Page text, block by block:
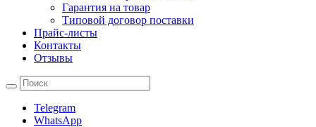
Гарантия на товар
Типовой договор поставки
Прайс-листы
Контакты
Отзывы
Telegram
WhatsApp